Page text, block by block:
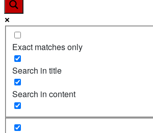
Exact matches only
Search in title
Search in content